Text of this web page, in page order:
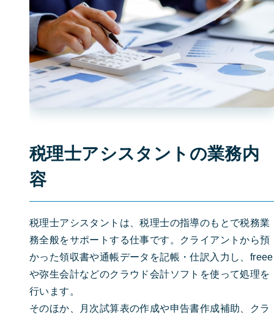
税理士アシスタントの業務内
容
税理士アシスタントは、税理士の指導のもとで税務業
務全般をサポートする仕事です。クライアントから預
かった領収書や通帳データを記帳・仕訳入力し、freee
や弥生会計などのクラウド会計ソフトを使って処理を
行います。
そのほか、月次試算表の作成や申告書作成補助、クラ